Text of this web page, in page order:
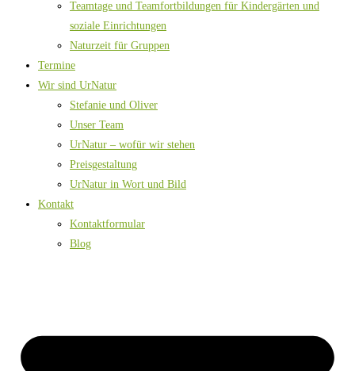
Teamtage und Teamfortbildungen für Kindergärten und
soziale Einrichtungen
Naturzeit für Gruppen
Termine
Wir sind UrNatur
Stefanie und Oliver
Unser Team
UrNatur – wofür wir stehen
Preisgestaltung
UrNatur in Wort und Bild
Kontakt
Kontaktformular
Blog